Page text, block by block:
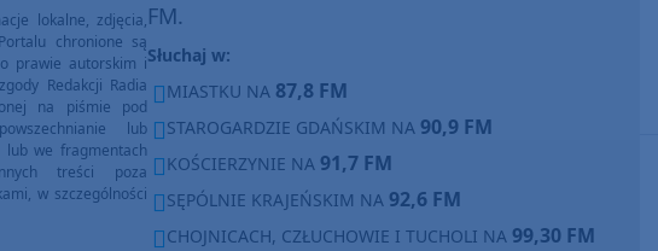
FM.
Słuchaj w:
MIASTKU NA 87,8 FM
STAROGARDZIE GDAŃSKIM NA 90,9 FM
KOŚCIERZYNIE NA 91,7 FM
SĘPÓLNIE KRAJEŃSKIM NA 92,6 FM
CHOJNICACH, CZŁUCHOWIE I TUCHOLI NA 99,30 FM
lokalne, zdjęcia,
chronione są
prawie autorskim i
Redakcji Radia
na piśmie pod
lub
lub we fragmentach
treści poza
w szczególności